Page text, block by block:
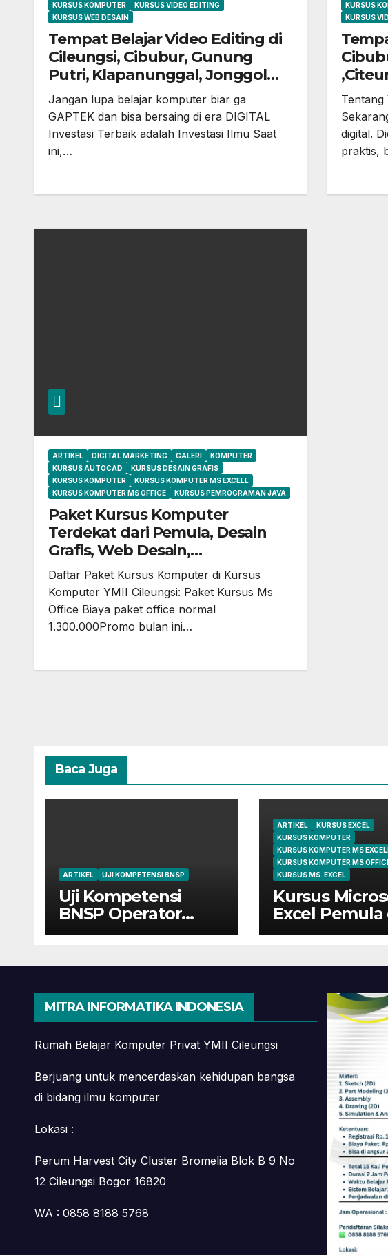
KURSUS KOMPUTER
KURSUS VIDEO EDITING
KURSUS WEB DESAIN
Tempat Belajar Video Editing di
Cileungsi, Cibubur, Gunung
Putri, Klapanunggal, Jonggol
dan Bekasi
Jangan lupa belajar komputer biar ga
GAPTEK dan bisa bersaing di era DIGITAL
Investasi Terbaik adalah Investasi Ilmu Saat
ini,…
KURSUS
KURSUS
Tentang
digital.
praktis,
ARTIKEL DIGITAL MARKETING GALERI
KOMPUTER
KURSUS AUTOCAD
KURSUS DESAIN GRAFIS
KURSUS KOMPUTER
KURSUS KOMPUTER MS EXCELL
KURSUS KOMPUTER MS OFFICE
KURSUS PEMROGRAMAN JAVA
Paket Kursus Komputer
Terdekat dari Pemula, Desain
Grafis, Web Desain,
Pemrograman, AutoCAD, Video
Editing di Kursus Komputer YMII
Cileungsi
Daftar Paket Kursus Komputer di Kursus
Komputer YMII Cileungsi: Paket Kursus Ms
Office Biaya paket office normal
1.300.000Promo bulan ini…
Baca Juga
ARTIKEL UJI KOMPETENSI BNSP
Uji Kompetensi
BNSP Operator
Komputer dan
Bekasi
ARTIKEL
KURSUS EXCEL
KURSUS KOMPUTER
KURSUS KOMPUTER MS
KURSUS KOMPUTER MS
KURSUS MS. EXCEL
Kursus
Excel Pemula
Cileungsi |
Mahir
MITRA INFORMATIKA INDONESIA
Rumah Belajar Komputer Privat YMII Cileungsi
Berjuang untuk mencerdaskan kehidupan bangsa
di bidang ilmu komputer
Lokasi :
Perum Harvest City Cluster Bromelia Blok B 9 No
12 Cileungsi Bogor 16820
WA : 0858 8188 5768